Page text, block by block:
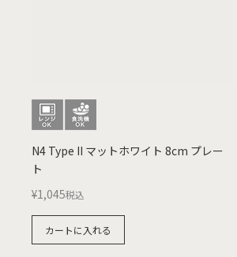
N4 Type II マットホワイト 8cm プレー
ト
¥1,045税込
カートに入れる